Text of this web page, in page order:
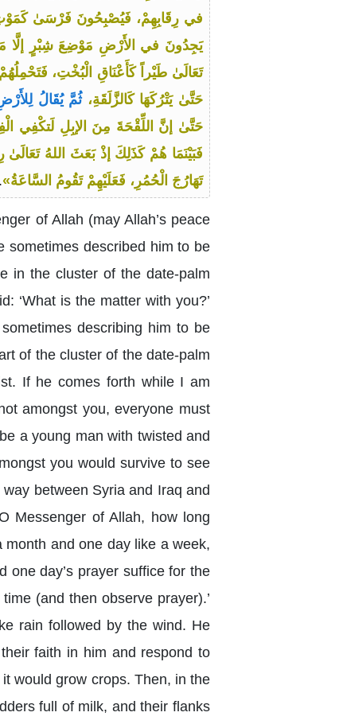
في رِقَابِهِمْ، فَيُصْبِحُونَ فَرْسَىٰ
يَجِدُونَ في الأَرْضِ مَوْضِعَ شِبْرٍ إلَّا
تَعَالَىٰ طَيْراً كَأَعْنَاقِ الْبُخْتِ،
حَتَّىٰ يَتْرُكَهَا كَالزَّلَقَةِ، ثُمَّ يُقَالُ
حَتَّىٰ إنَّ اللِّقْحَةَ مِنَ الإبِلِ لَتكْفِي
فَبَيْنَمَا هُمْ كَذَلِكَ إذْ بَعَثَ اللهُ
تَهَارُجَ الْحُمُرِ، فَعَلَيْهِمْ تَقُومُ السَّاعَةُ»
of Allah (may Allah’s peace
sometimes described him to be
in the cluster of the date-palm
‘What is the matter with you?’
describing him to be
of the cluster of the date-palm
If he comes forth while I am
amongst you, everyone must
a young man with twisted and
you would survive to see
between Syria and Iraq and
Messenger of Allah, how long
month and one day like a week,
one day’s prayer suffice for the
(and then observe prayer).’
rain followed by the wind. He
faith in him and respond to
would grow crops. Then, in the
full of milk, and their flanks